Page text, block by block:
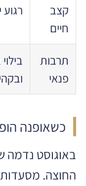
קצב
חיים
רגוע
תרבות
פנאי
כשאופנה
באוגוסט נדמה
החוצה. מסעדות